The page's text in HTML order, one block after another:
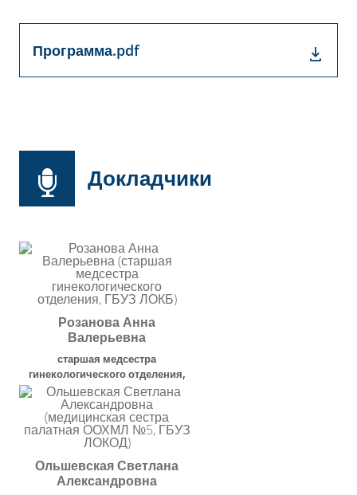
Программа.pdf
Докладчики
Розанова Анна
Валерьевна
старшая медсестра
гинекологического отделения,
ГБУЗ ЛОКБ
Ольшевская Светлана
Александровна